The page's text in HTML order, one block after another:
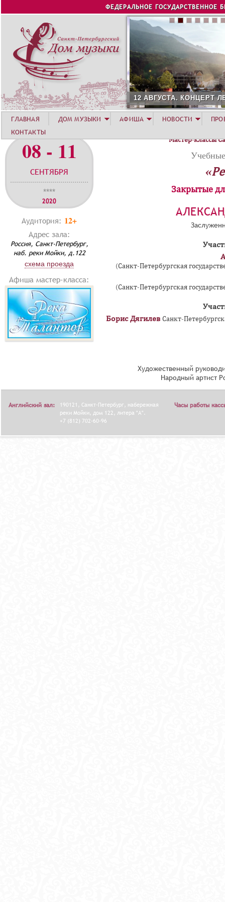
Jump to navigation
ФЕДЕРАЛЬНОЕ ГОСУДАРСТВЕННОЕ
12 АВГУСТА. КОНЦЕРТ
08 - 11
СЕНТЯБРЯ
****
2020
Аудитория: 12+
Адрес зала:
Россия, Санкт-Петербург,
наб. реки Мойки, д.122
схема проезда
Афиша мастер-класса:
Мастер-классы
Закрытые
(Санкт-Петербургская
(Санкт-Петербургская
Борис Дягилев Санкт-
Художественный
Народный артист
ГЛАВНАЯ ДОМ МУЗЫКИ АФИША НОВОСТИ
КОНТАКТЫ
Английский зал:
190121, Санкт-Петербург, набережная
реки Мойки, дом 122, литера "А".
+7 (812) 702-60-96
Часы работы